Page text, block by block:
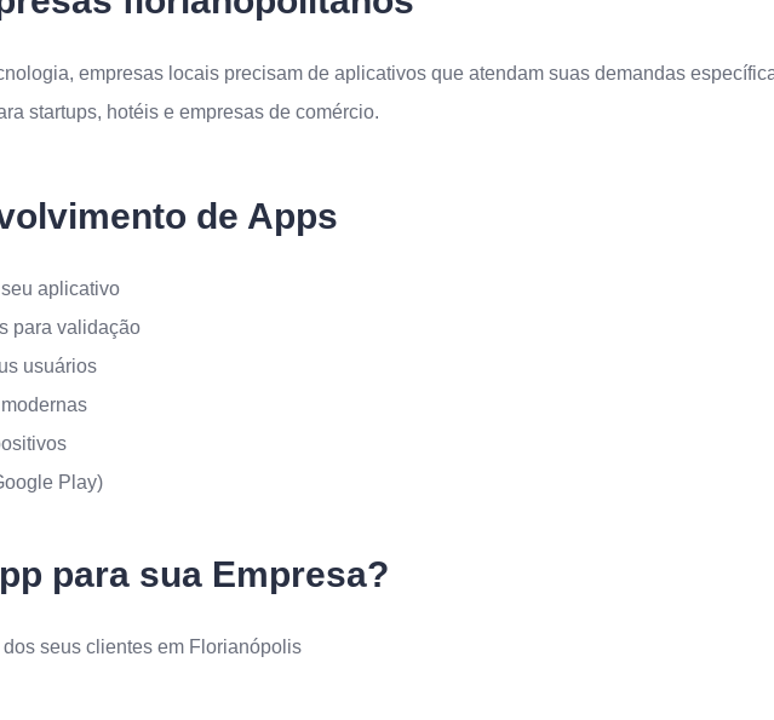
empresas locais precisam de aplicativos que atendam suas demandas
startups, hotéis e empresas de comércio.
de Apps
aplicativo
para validação
usuários
Play)
para sua Empresa?
seus clientes em Florianópolis